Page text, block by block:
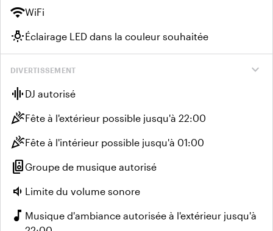
wifiWiFi
wb_incandescentÉclairage LED dans la couleur souhaitée
expand_more
DIVERTISSEMENT
graphic_eq DJ autorisé
celebrationFête à l'extérieur possible jusqu'à 22:00
celebrationFête à l'intérieur possible jusqu'à 01:00
speaker_groupGroupe de musique autorisé
volume_down Limite du volume sonore
music_note Musique d'ambiance autorisée à l'extérieur jusqu'à